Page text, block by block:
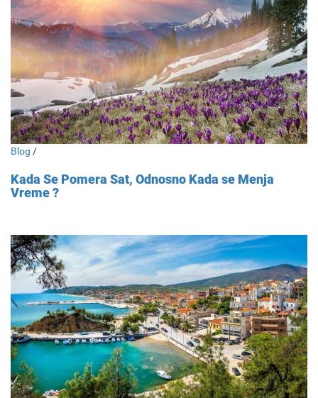
Blog /
Kada Se Pomera Sat, Odnosno Kada se Menja
Vreme ?